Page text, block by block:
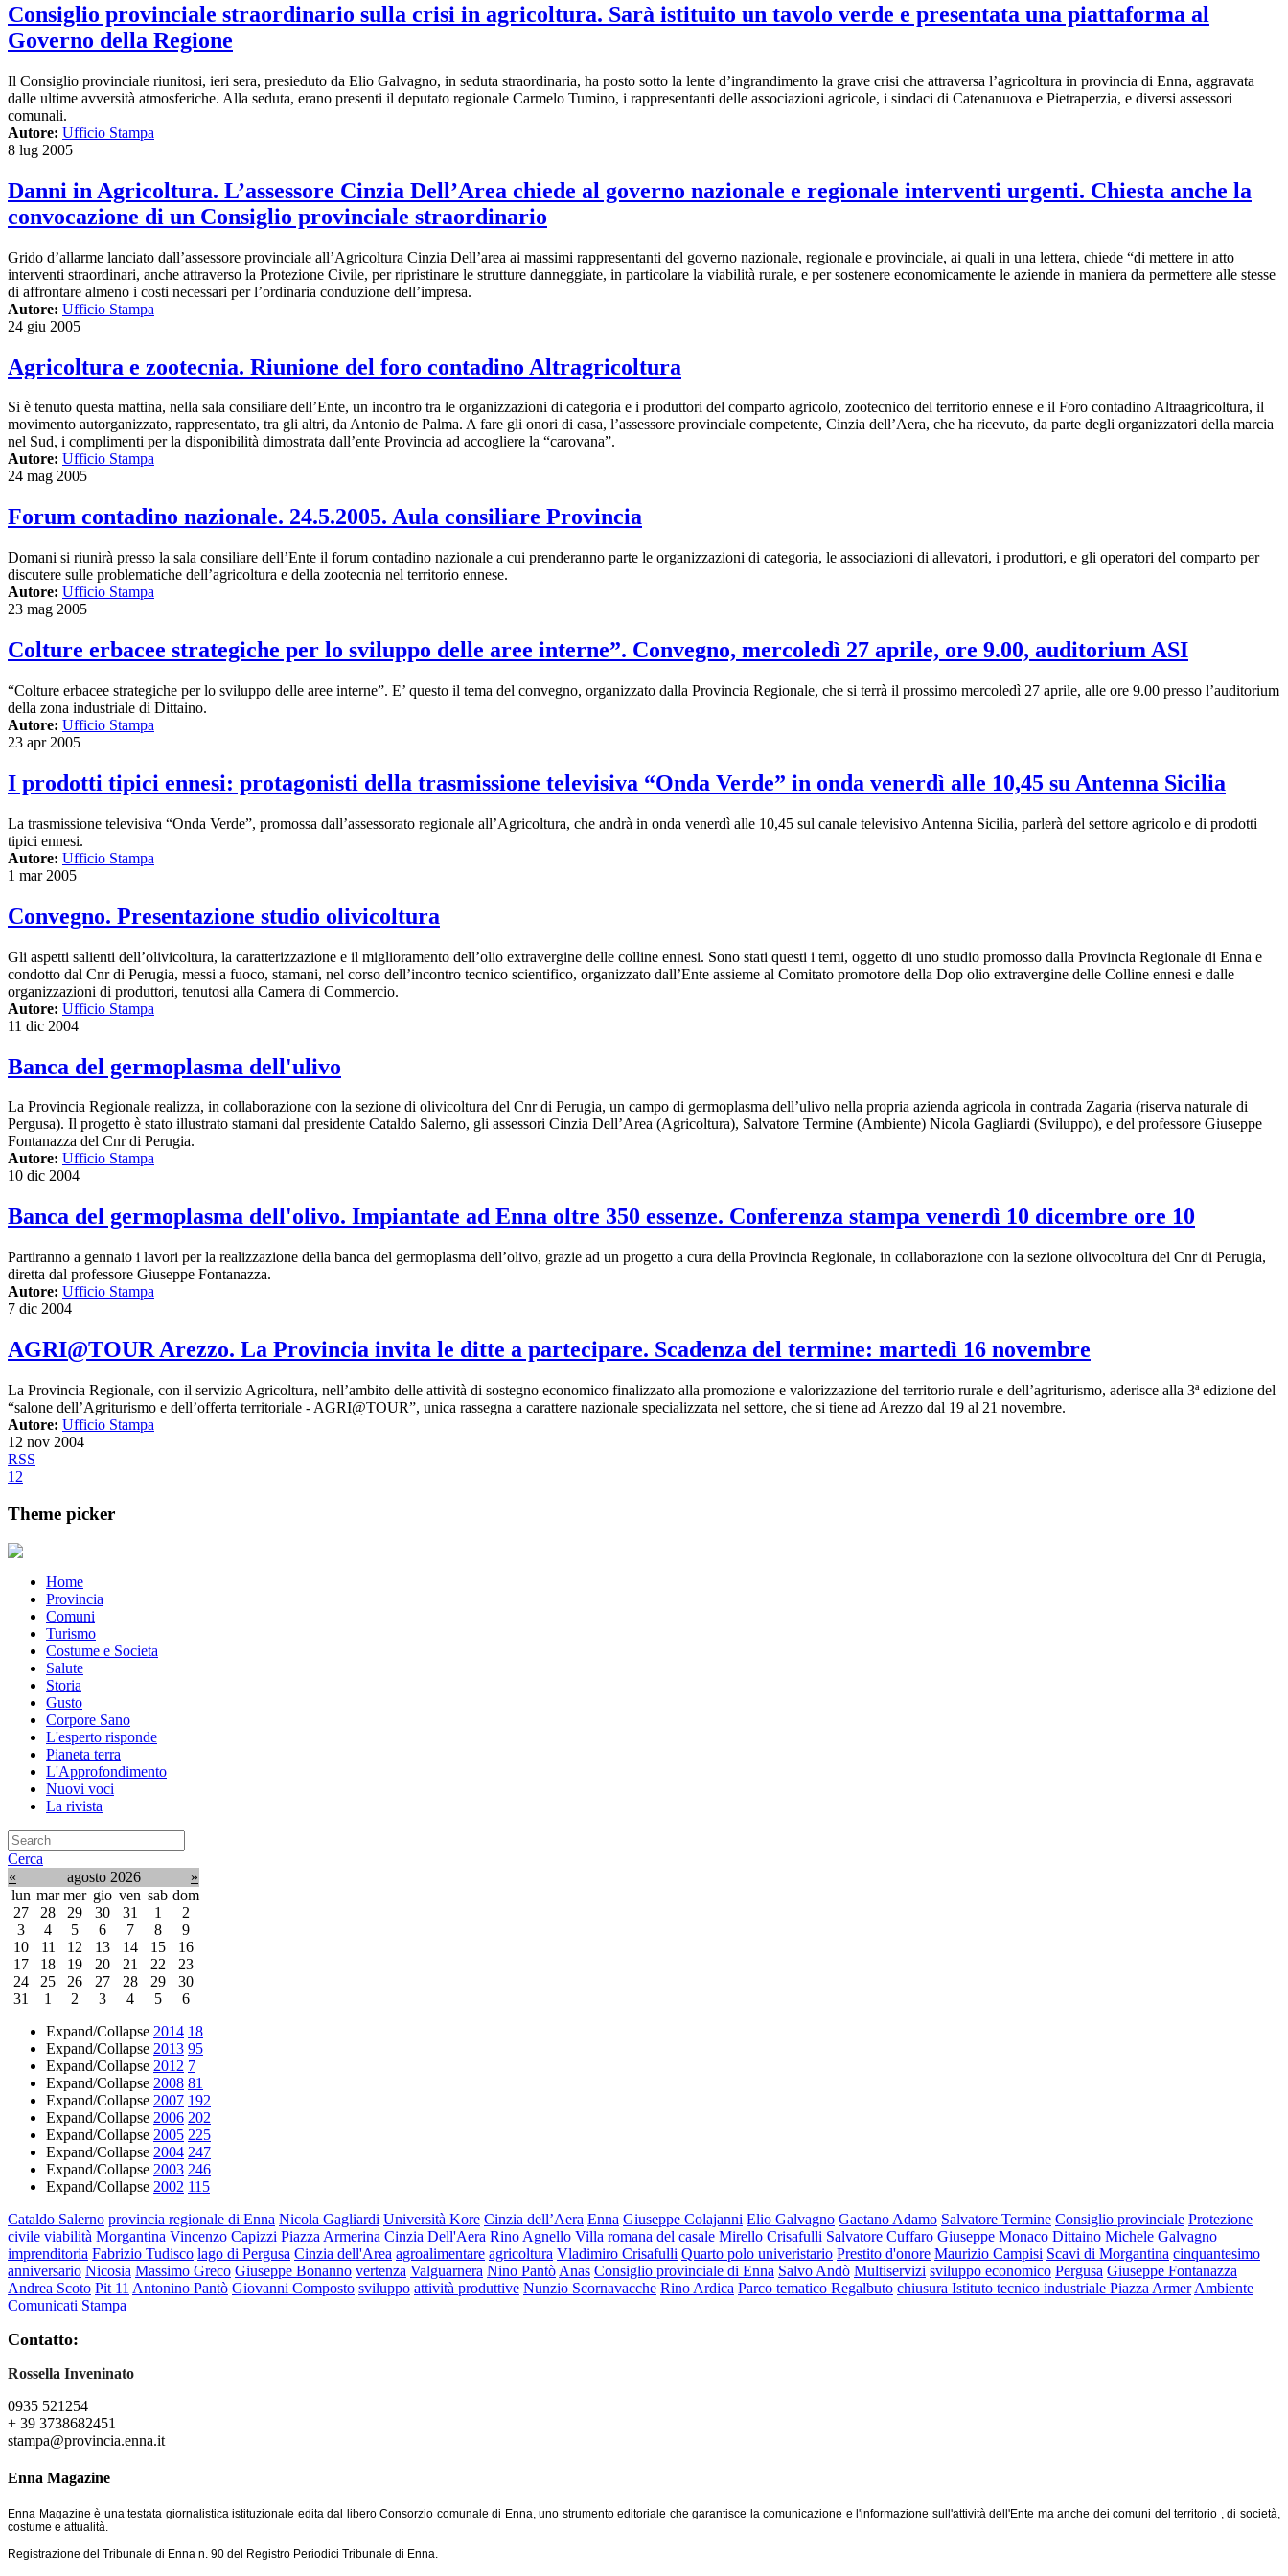
Consiglio provinciale straordinario sulla crisi in agricoltura. Sarà istituito un tavolo verde e presentata una piattaforma al
Governo della Regione
Il Consiglio provinciale riunitosi, ieri sera, presieduto da Elio Galvagno, in seduta straordinaria, ha posto sotto la lente d’ingrandimento la grave crisi che attraversa l’agricoltura in provincia di Enna, aggravata
dalle ultime avversità atmosferiche. Alla seduta, erano presenti il deputato regionale Carmelo Tumino, i rappresentanti delle associazioni agricole, i sindaci di Catenanuova e Pietraperzia, e diversi assessori
comunali.
Autore: Ufficio Stampa
8 lug 2005
Danni in Agricoltura. L’assessore Cinzia Dell’Area chiede al governo nazionale e regionale interventi urgenti. Chiesta anche la
convocazione di un Consiglio provinciale straordinario
Grido d’allarme lanciato dall’assessore provinciale all’Agricoltura Cinzia Dell’area ai massimi rappresentanti del governo nazionale, regionale e provinciale, ai quali in una lettera, chiede “di mettere in atto
interventi straordinari, anche attraverso la Protezione Civile, per ripristinare le strutture danneggiate, in particolare la viabilità rurale, e per sostenere economicamente le aziende in maniera da permettere alle stesse
di affrontare almeno i costi necessari per l’ordinaria conduzione dell’impresa.
Autore: Ufficio Stampa
24 giu 2005
Agricoltura e zootecnia. Riunione del foro contadino Altragricoltura
Si è tenuto questa mattina, nella sala consiliare dell’Ente, un incontro tra le organizzazioni di categoria e i produttori del comparto agricolo, zootecnico del territorio ennese e il Foro contadino Altraagricoltura, il
movimento autorganizzato, rappresentato, tra gli altri, da Antonio de Palma. A fare gli onori di casa, l’assessore provinciale competente, Cinzia dell’Aera, che ha ricevuto, da parte degli organizzatori della marcia
nel Sud, i complimenti per la disponibilità dimostrata dall’ente Provincia ad accogliere la “carovana”.
Autore: Ufficio Stampa
24 mag 2005
Forum contadino nazionale. 24.5.2005. Aula consiliare Provincia
Domani si riunirà presso la sala consiliare dell’Ente il forum contadino nazionale a cui prenderanno parte le organizzazioni di categoria, le associazioni di allevatori, i produttori, e gli operatori del comparto per
discutere sulle problematiche dell’agricoltura e della zootecnia nel territorio ennese.
Autore: Ufficio Stampa
23 mag 2005
Colture erbacee strategiche per lo sviluppo delle aree interne”. Convegno, mercoledì 27 aprile, ore 9.00, auditorium ASI
“Colture erbacee strategiche per lo sviluppo delle aree interne”. E’ questo il tema del convegno, organizzato dalla Provincia Regionale, che si terrà il prossimo mercoledì 27 aprile, alle ore 9.00 presso l’auditorium
della zona industriale di Dittaino.
Autore: Ufficio Stampa
23 apr 2005
I prodotti tipici ennesi: protagonisti della trasmissione televisiva “Onda Verde” in onda venerdì alle 10,45 su Antenna Sicilia
La trasmissione televisiva “Onda Verde”, promossa dall’assessorato regionale all’Agricoltura, che andrà in onda venerdì alle 10,45 sul canale televisivo Antenna Sicilia, parlerà del settore agricolo e di prodotti
tipici ennesi.
Autore: Ufficio Stampa
1 mar 2005
Convegno. Presentazione studio olivicoltura
Gli aspetti salienti dell’olivicoltura, la caratterizzazione e il miglioramento dell’olio extravergine delle colline ennesi. Sono stati questi i temi, oggetto di uno studio promosso dalla Provincia Regionale di Enna e
condotto dal Cnr di Perugia, messi a fuoco, stamani, nel corso dell’incontro tecnico scientifico, organizzato dall’Ente assieme al Comitato promotore della Dop olio extravergine delle Colline ennesi e dalle
organizzazioni di produttori, tenutosi alla Camera di Commercio.
Autore: Ufficio Stampa
11 dic 2004
Banca del germoplasma dell'ulivo
La Provincia Regionale realizza, in collaborazione con la sezione di olivicoltura del Cnr di Perugia, un campo di germoplasma dell’ulivo nella propria azienda agricola in contrada Zagaria (riserva naturale di
Pergusa). Il progetto è stato illustrato stamani dal presidente Cataldo Salerno, gli assessori Cinzia Dell’Area (Agricoltura), Salvatore Termine (Ambiente) Nicola Gagliardi (Sviluppo), e del professore Giuseppe
Fontanazza del Cnr di Perugia.
Autore: Ufficio Stampa
10 dic 2004
Banca del germoplasma dell'olivo. Impiantate ad Enna oltre 350 essenze. Conferenza stampa venerdì 10 dicembre ore 10
Partiranno a gennaio i lavori per la realizzazione della banca del germoplasma dell’olivo, grazie ad un progetto a cura della Provincia Regionale, in collaborazione con la sezione olivocoltura del Cnr di Perugia,
diretta dal professore Giuseppe Fontanazza.
Autore: Ufficio Stampa
7 dic 2004
AGRI@TOUR Arezzo. La Provincia invita le ditte a partecipare. Scadenza del termine: martedì 16 novembre
La Provincia Regionale, con il servizio Agricoltura, nell’ambito delle attività di sostegno economico finalizzato alla promozione e valorizzazione del territorio rurale e dell’agriturismo, aderisce alla 3ª edizione del
“salone dell’Agriturismo e dell’offerta territoriale - AGRI@TOUR”, unica rassegna a carattere nazionale specializzata nel settore, che si tiene ad Arezzo dal 19 al 21 novembre.
Autore: Ufficio Stampa
12 nov 2004
RSS
1 2
Theme picker
Home
Provincia
Comuni
Turismo
Costume e Societa
Salute
Storia
Gusto
Corpore Sano
L'esperto risponde
Pianeta terra
L'Approfondimento
Nuovi voci
La rivista
Cerca
«
agosto 2026
»
lun mar mer gio ven sab dom
27
28 29 30 31 1
2
3
4 5 6 7 8
9
10
11 12 13 14 15
16
17
18 19 20 21 22
23
24
25 26 27 28 29
30
31
1 2 3 4 5
6
Expand/Collapse 2014 18
Expand/Collapse 2013 95
Expand/Collapse 2012 7
Expand/Collapse 2008 81
Expand/Collapse 2007 192
Expand/Collapse 2006 202
Expand/Collapse 2005 225
Expand/Collapse 2004 247
Expand/Collapse 2003 246
Expand/Collapse 2002 115
Cataldo Salerno provincia regionale di Enna Nicola Gagliardi Università Kore Cinzia dell’Aera Enna Giuseppe Colajanni Elio Galvagno Gaetano Adamo Salvatore Termine Consiglio provinciale Protezione
civile viabilità Morgantina Vincenzo Capizzi Piazza Armerina Cinzia Dell'Aera Rino Agnello Villa romana del casale Mirello Crisafulli Salvatore Cuffaro Giuseppe Monaco Dittaino Michele Galvagno
imprenditoria Fabrizio Tudisco lago di Pergusa Cinzia dell'Area agroalimentare agricoltura Vladimiro Crisafulli Quarto polo univeristario Prestito d'onore Maurizio Campisi Scavi di Morgantina cinquantesimo
anniversario Nicosia Massimo Greco Giuseppe Bonanno vertenza Valguarnera Nino Pantò Anas Consiglio provinciale di Enna Salvo Andò Multiservizi sviluppo economico Pergusa Giuseppe Fontanazza
Andrea Scoto Pit 11 Antonino Pantò Giovanni Composto sviluppo attività produttive Nunzio Scornavacche Rino Ardica Parco tematico Regalbuto chiusura Istituto tecnico industriale Piazza Armer Ambiente
Comunicati Stampa
Contatto:
Rossella Inveninato
0935 521254
+ 39 3738682451
stampa@provincia.enna.it
Enna Magazine
Enna Magazine è una testata giornalistica istituzionale edita dal libero Consorzio comunale di Enna, uno strumento editoriale che garantisce la comunicazione e l'informazione sull'attività dell'Ente ma anche dei comuni del territorio , di società,
costume e attualità.
Registrazione del Tribunale di Enna n. 90 del Registro Periodici Tribunale di Enna.